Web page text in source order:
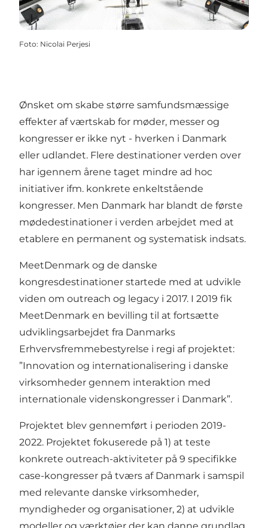
Foto: Nicolai Perjesi
Ønsket om skabe større samfundsmæssige
effekter af værtskab for møder, messer og
kongresser er ikke nyt - hverken i Danmark
eller udlandet. Flere destinationer verden over
har igennem årene taget mindre ad hoc
initiativer ifm. konkrete enkeltstående
kongresser. Men Danmark har blandt de første
mødedestinationer i verden arbejdet med at
etablere en permanent og systematisk indsats.
MeetDenmark og de danske
kongresdestinationer startede med at udvikle
viden om outreach og legacy i 2017. I 2019 fik
MeetDenmark en bevilling til at fortsætte
udviklingsarbejdet fra Danmarks
Erhvervsfremmebestyrelse i regi af projektet:
”Innovation og internationalisering i danske
virksomheder gennem interaktion med
internationale videnskongresser i Danmark”.
Projektet blev gennemført i perioden 2019-
2022. Projektet fokuserede på 1) at teste
konkrete outreach-aktiviteter på 9 specifikke
case-kongresser på tværs af Danmark i samspil
med relevante danske virksomheder,
myndigheder og organisationer, 2) at udvikle